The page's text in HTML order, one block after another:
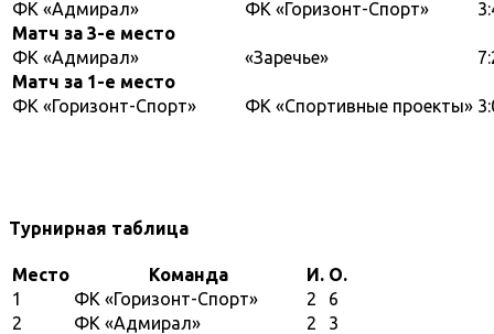
ФК «Адмирал»
ФК «Горизонт-Спорт»
Матч за 3-е место
ФК «Адмирал»
«Заречье»
Матч за 1-е место
ФК «Горизонт-Спорт»
ФК «Спортивные проекты»
Турнирная таблица
Место Команда И. О.
1
ФК «Горизонт-Спорт» 2
6
2
ФК «Адмирал» 2
3